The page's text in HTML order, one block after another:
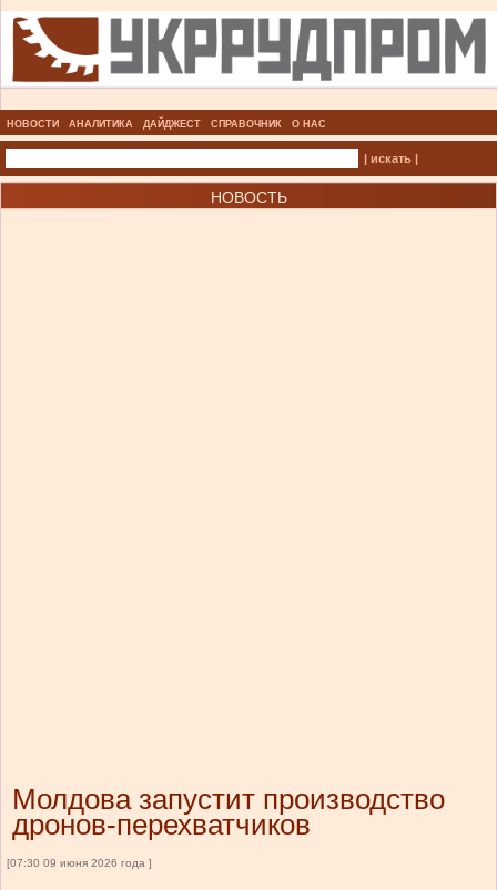
НОВОСТИ АНАЛИТИКА ДАЙДЖЕСТ СПРАВОЧНИК О НАС
| искать |
НОВОСТЬ
Молдова запустит производство
дронов-перехватчиков
[07:30 09 июня 2026 года ]